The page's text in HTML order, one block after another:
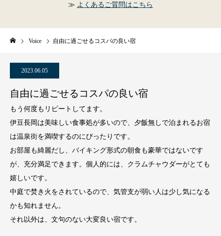
よくあるご質問はこちら
Voice 自由に過ごせるコスパの良い宿
2023.06.05
自由に過ごせるコスパの良い宿
もう何度もリピートしてます。
伊豆長岡は美味しい食事処が多いので、夕飯無しで泊まれるお宿
は温泉街を満喫するのにぴったりです。
お部屋も綺麗だし、バイキング形式の朝食も豪華ではないです
が、充分満足できます。個人的には、クラムチャウダーがとても
嬉しいです。
中庭で焚き火をされているので、気管支が弱い人は少し気になる
かも知れません。
それ以外は、文句のない大変良い宿です。